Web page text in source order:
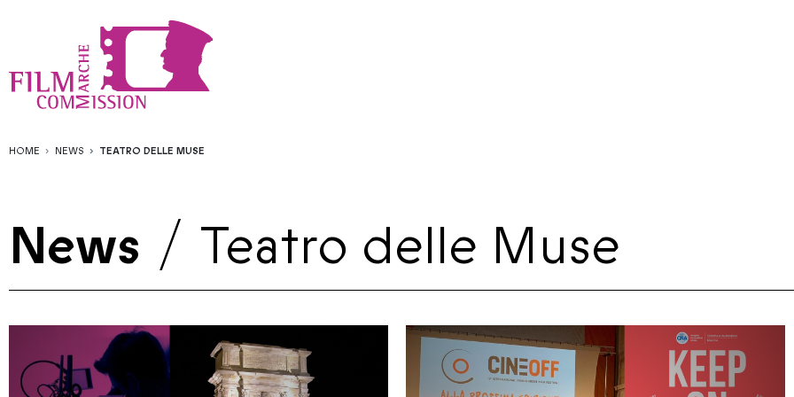
HOME NEWS TEATRO DELLE MUSE
News / Teatro delle Muse